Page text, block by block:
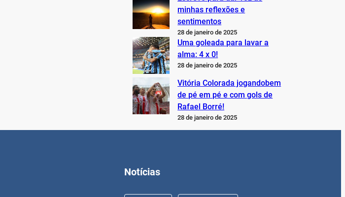
minhas reflexões e
sentimentos
28 de janeiro de 2025
Uma goleada para lavar a
alma: 4 x 0!
28 de janeiro de 2025
Vitória Colorada jogandobem
de pé em pé e com gols de
Rafael Borré!
28 de janeiro de 2025
Notícias